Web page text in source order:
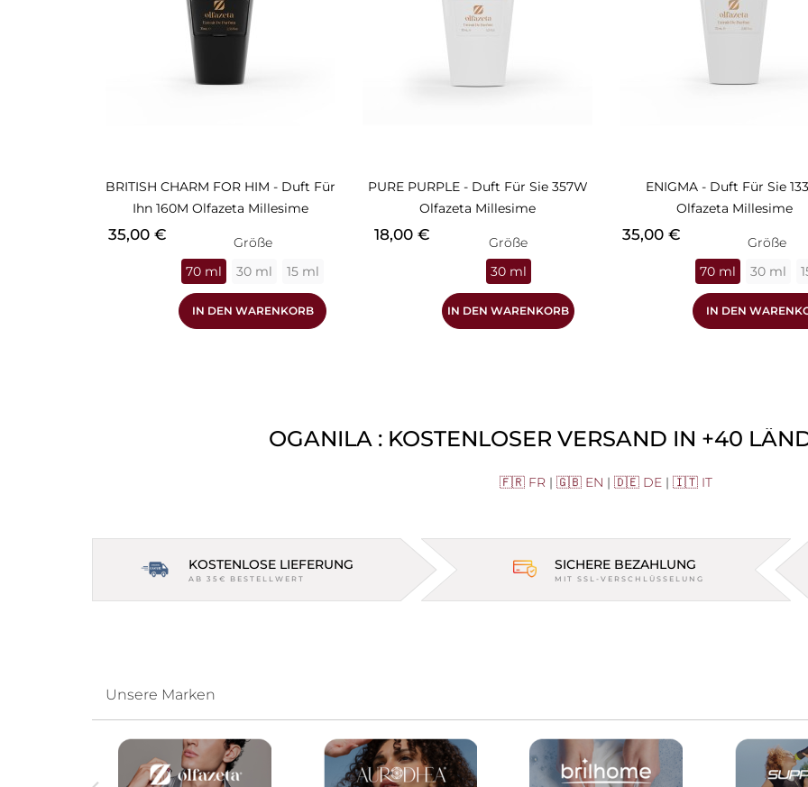
BRITISH CHARM FOR HIM - Duft Für
Ihn 160M Olfazeta Millesime
Preis
35,00 €
Größe
70 ml
30 ml 15 ml
IN DEN WARENKORB
PURE PURPLE - Duft Für Sie 357W
Olfazeta Millesime
Preis
18,00 €
Größe
30 ml
IN DEN WARENKORB
ENIGMA - Duft Für Sie
Olfazeta Millesime
Preis
35,00 €
Größe
70 ml
30 ml
IN DEN
OGANILA : KOSTENLOSER VERSAND IN +40
🇫🇷 FR | 🇬🇧 EN | 🇩🇪 DE | 🇮🇹 IT
KOSTENLOSE LIEFERUNG
AB 35€ BESTELLWERT
SICHERE BEZAHLUNG
MIT SSL-VERSCHLÜSSELUNG
Unsere Marken